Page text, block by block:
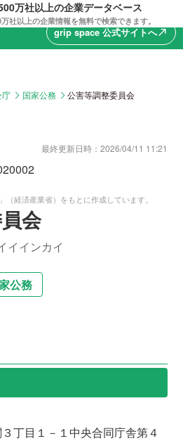
万社以上の企業データベース
社以上の企業情報を無料で検索できます。
grip space 公式サイトへnorth_east
庁 国家公務 公害等調整委員会
最終更新日時： 2026/04/11 11:21
」（経済産業省）をもとに作成しています。
会
イインカイ
公務
丁目１－１中央合同庁舎第４